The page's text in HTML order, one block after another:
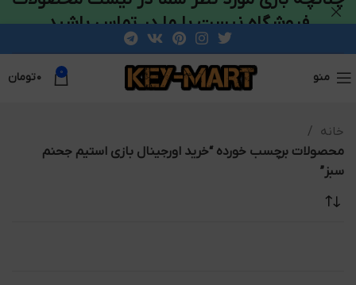
منو 0 ۰تومان
خانه
محصولات برچسب خورده “خرید اورجینال بازی استیم جحنم
سبز”
فروشگاه نیست با ما در تماس باشید